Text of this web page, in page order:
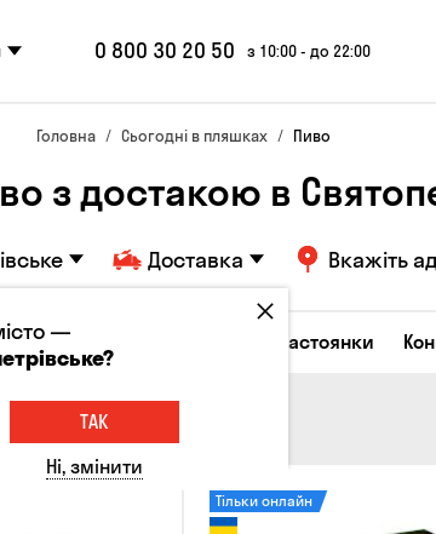
0 800 30 20 50 з 10:00 - до 22:00
Головна Сьогодні в пляшках Пиво
з достакою в
Доставка Вкажіть
Горілка Лікери та настоянки
Тільки онлайн
—
ТАК
Ні, змінити